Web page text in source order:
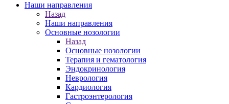
Наши направления
Назад
Наши направления
Основные нозологии
Назад
Основные нозологии
Терапия и гематология
Эндокринология
Неврология
Кардиология
Гастроэнтерология